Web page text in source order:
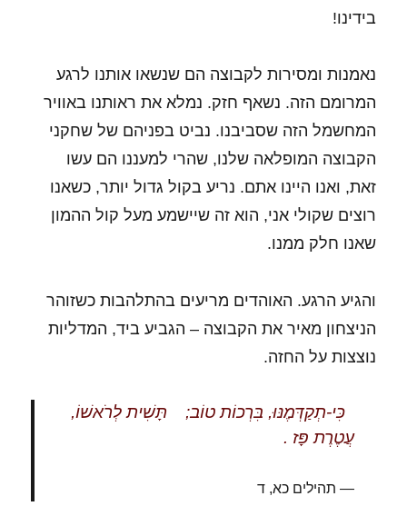
בידינו!
נאמנות ומסירות לקבוצה הם שנשאו אותנו לרגע
המרומם הזה. נשאף חזק. נמלא את ראותנו באוויר
המחשמל הזה שסביבנו. נביט בפניהם של שחקני
הקבוצה המופלאה שלנו, שהרי למעננו הם עשו
זאת, ואנו היינו אתם. נריע בקול גדול יותר, כשאנו
רוצים שקולי אני, הוא זה שיישמע מעל קול ההמון
שאנו חלק ממנו.
והגיע הרגע. האוהדים מריעים בהתלהבות כשזוהר
הניצחון מאיר את הקבוצה – הגביע ביד, המדליות
נוצצות על החזה.
כִּי-תְקַדְּמֶנּוּ, בִּרְכוֹת טוֹב; תָּשִׁית לְרֹאשׁוֹ,
עֲטֶרֶת פָּז .
תהילים כא, ד